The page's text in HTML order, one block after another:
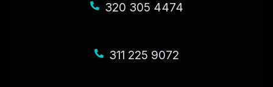
320 305 4474
311 225 9072